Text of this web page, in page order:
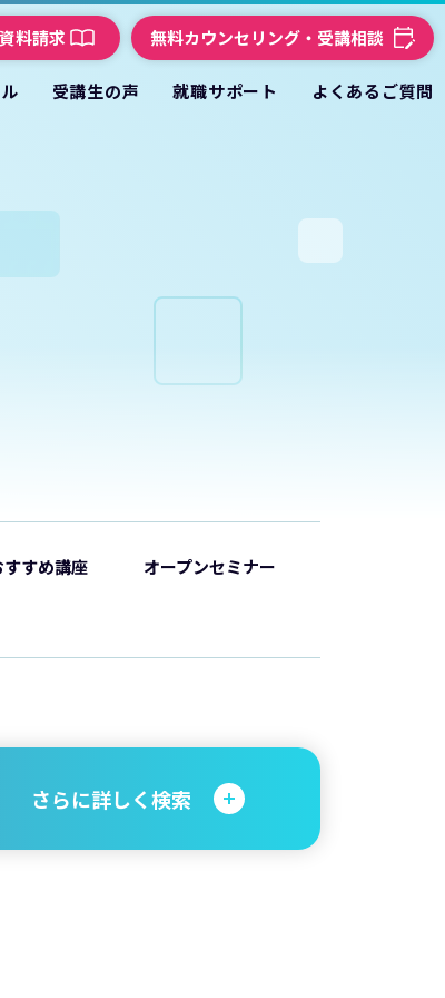
受講生の声 就職サポート よくあるご質問
資料請求 無料カウンセリング・受講相談
すめ講座 オープンセミナー
さらに詳しく検索